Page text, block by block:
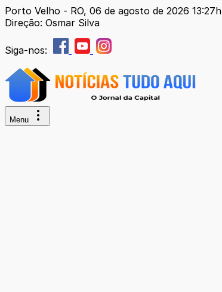
Porto Velho - RO, 06 de agosto de 2026 13:27h
Direção: Osmar Silva
Siga-nos:
Menu